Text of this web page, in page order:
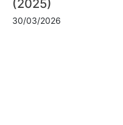
(2025)
30/03/2026